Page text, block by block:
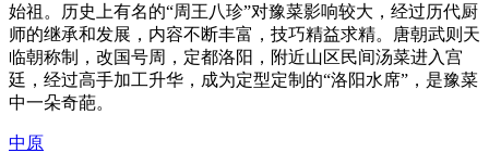
始祖。历史上有名的“周王八珍”对豫菜影响较大，经过历代厨
师的继承和发展，内容不断丰富，技巧精益求精。唐朝武则天
临朝称制，改国号周，定都洛阳，附近山区民间汤菜进入宫
廷，经过高手加工升华，成为定型定制的“洛阳水席”，是豫菜
中一朵奇葩。
中原